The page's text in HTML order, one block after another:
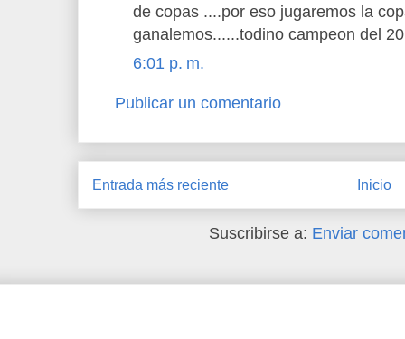
de copas ....por eso jugaremos la
ganalemos......todino campeon del
6:01 p. m.
Publicar un comentario
Entrada más reciente Inicio
Suscribirse a: Enviar